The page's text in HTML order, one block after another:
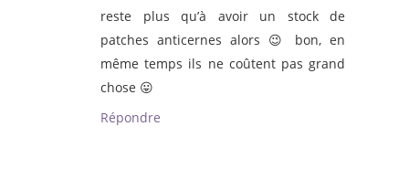
reste plus qu’à avoir un stock de
patches anticernes alors 😉 bon, en
même temps ils ne coûtent pas grand
chose 😛
Répondre